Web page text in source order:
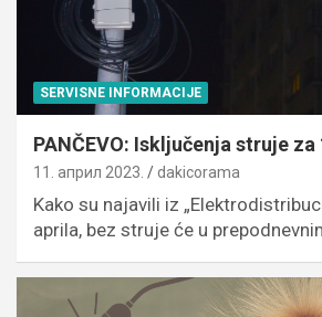
SERVISNE INFORMACIJE
PANČEVO: Isključenja struje za
11. април 2023. dakicorama
Kako su najavili iz
aprila, bez struje će u